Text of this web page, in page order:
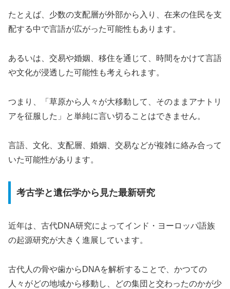
たとえば、少数の支配層が外部から入り、在来の住民を支
配する中で言語が広がった可能性もあります。
あるいは、交易や婚姻、移住を通じて、時間をかけて言語
や文化が浸透した可能性も考えられます。
つまり、「草原から人々が大移動して、そのままアナトリ
アを征服した」と単純に言い切ることはできません。
言語、文化、支配層、婚姻、交易などが複雑に絡み合って
いた可能性があります。
考古学と遺伝学から見た最新研究
近年は、古代DNA研究によってインド・ヨーロッパ語族
の起源研究が大きく進展しています。
古代人の骨や歯からDNAを解析することで、かつての
人々がどの地域から移動し、どの集団と交わったのかが少